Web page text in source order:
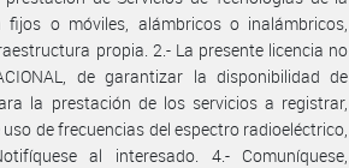
o móviles, alámbricos o inalámbricos,
propia. 2.- La presente licencia no
de garantizar la disponibilidad de
la prestación de los servicios a registrar,
de frecuencias del espectro radioeléctrico,
al interesado. 4.- Comuníquese,